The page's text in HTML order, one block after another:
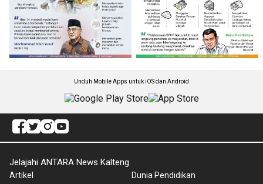
Unduh Mobile Apps untuk iOS dan Android
Jelajahi ANTARA News Kalteng
Artikel Dunia Pendidikan